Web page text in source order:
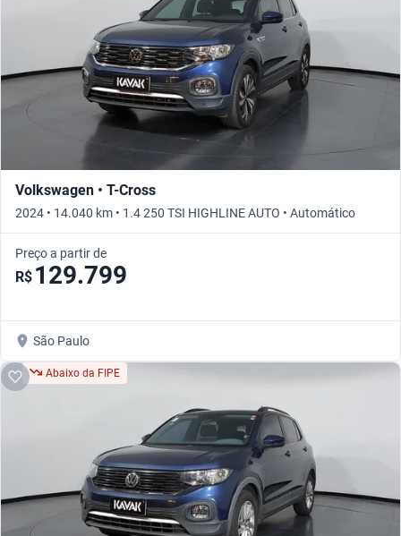
Volkswagen • T-Cross
2024 • 14.040 km • 1.4 250 TSI HIGHLINE AUTO • Automático
Preço a partir de
R$ 129.799
São Paulo
Abaixo da FIPE